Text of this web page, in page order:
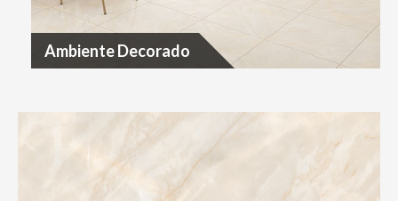
Ambiente Decorado